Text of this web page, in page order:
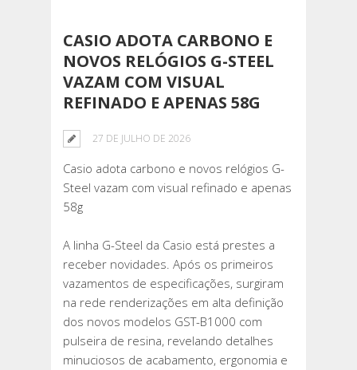
CASIO ADOTA CARBONO E
NOVOS RELÓGIOS G-STEEL
VAZAM COM VISUAL
REFINADO E APENAS 58G
27 DE JULHO DE 2026
Casio adota carbono e novos relógios G-
Steel vazam com visual refinado e apenas
58g
A linha G-Steel da Casio está prestes a
receber novidades. Após os primeiros
vazamentos de especificações, surgiram
na rede renderizações em alta definição
dos novos modelos GST-B1000 com
pulseira de resina, revelando detalhes
minuciosos de acabamento, ergonomia e